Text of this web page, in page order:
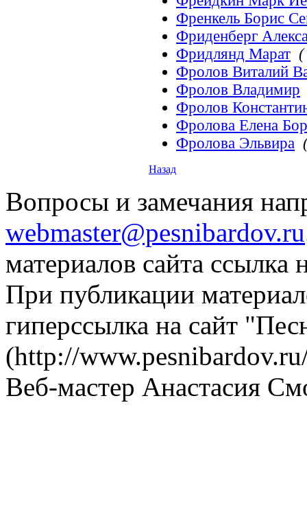
Френкель Борис
Фриденберг
Фридлянд Марат (
Фролов Виталий
Фролов Владимир
Фролов
Фролова Елена
Фролова Эльвира
Назад
Вопросы и замечания
webmaster@pesnibardov.ru
материалов сайта ссылка
При публикации
гиперссылка на сайт
(http://
Веб-мастер Анастасия